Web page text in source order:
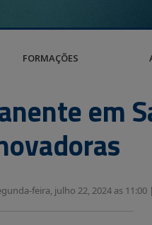
FORMAÇÕES
em
feira, julho 22, 2024 as 11:00 |